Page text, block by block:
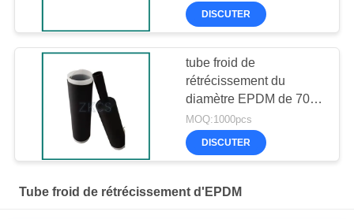
DISCUTER
tube froid de
rétrécissement du
diamètre EPDM de 70-
600mm
MOQ:1000pcs
DISCUTER
Tube froid de rétrécissement d'EPDM